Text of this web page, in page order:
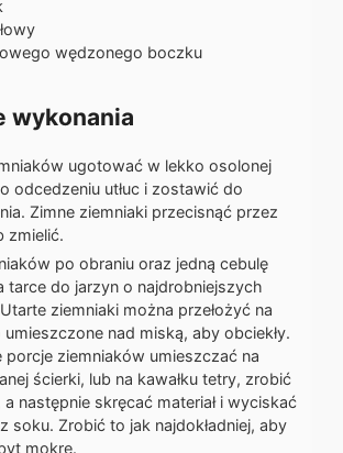
wędzonego boczku
wykonania
ugotować w lekko osolonej
odcedzeniu utłuc i zostawić do
Zimne ziemniaki przecisnąć przez
zmielić.
po obraniu oraz jedną cebulę
tarce do jarzyn o najdrobniejszych
ziemniaki można przełożyć na
nad miską, aby obciekły.
porcje ziemniaków umieszczać na
ścierki, lub na kawałku tetry, zrobić
a następnie skręcać materiał i wyciskać
soku. Zrobić to jak najdokładniej, aby
mokre.